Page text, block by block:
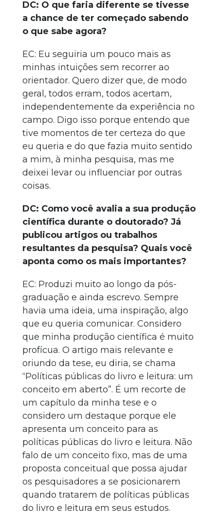
DC: O que faria diferente se tivesse
a chance de ter começado sabendo
o que sabe agora?
EC: Eu seguiria um pouco mais as
minhas intuições sem recorrer ao
orientador. Quero dizer que, de modo
geral, todos erram, todos acertam,
independentemente da experiência no
campo. Digo isso porque entendo que
tive momentos de ter certeza do que
eu queria e do que fazia muito sentido
a mim, à minha pesquisa, mas me
deixei levar ou influenciar por outras
coisas.
DC: Como você avalia a sua produção
científica durante o doutorado? Já
publicou artigos ou trabalhos
resultantes da pesquisa? Quais você
aponta como os mais importantes?
EC: Produzi muito ao longo da pós-
graduação e ainda escrevo. Sempre
havia uma ideia, uma inspiração, algo
que eu queria comunicar. Considero
que minha produção científica é muito
profícua. O artigo mais relevante e
oriundo da tese, eu diria, se chama
“Políticas públicas do livro e leitura: um
conceito em aberto”. É um recorte de
um capítulo da minha tese e o
considero um destaque porque ele
apresenta um conceito para as
políticas públicas do livro e leitura. Não
falo de um conceito fixo, mas de uma
proposta conceitual que possa ajudar
os pesquisadores a se posicionarem
quando tratarem de políticas públicas
do livro e leitura em seus estudos.